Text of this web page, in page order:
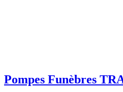
Pompes Funèbres